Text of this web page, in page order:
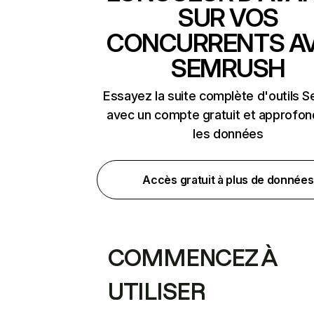
SUR VOS
CONCURRENTS
SEMRUSH
Essayez la suite complète d'outils
avec un compte gratuit et
les données
Accès gratuit à plus de données
COMMENCEZ À
UTILISER